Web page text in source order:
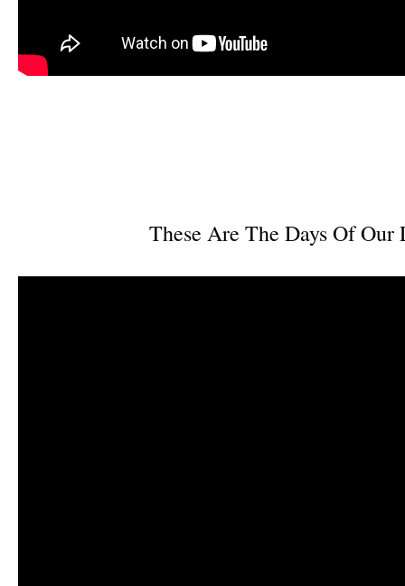
These Are The Days Of Our